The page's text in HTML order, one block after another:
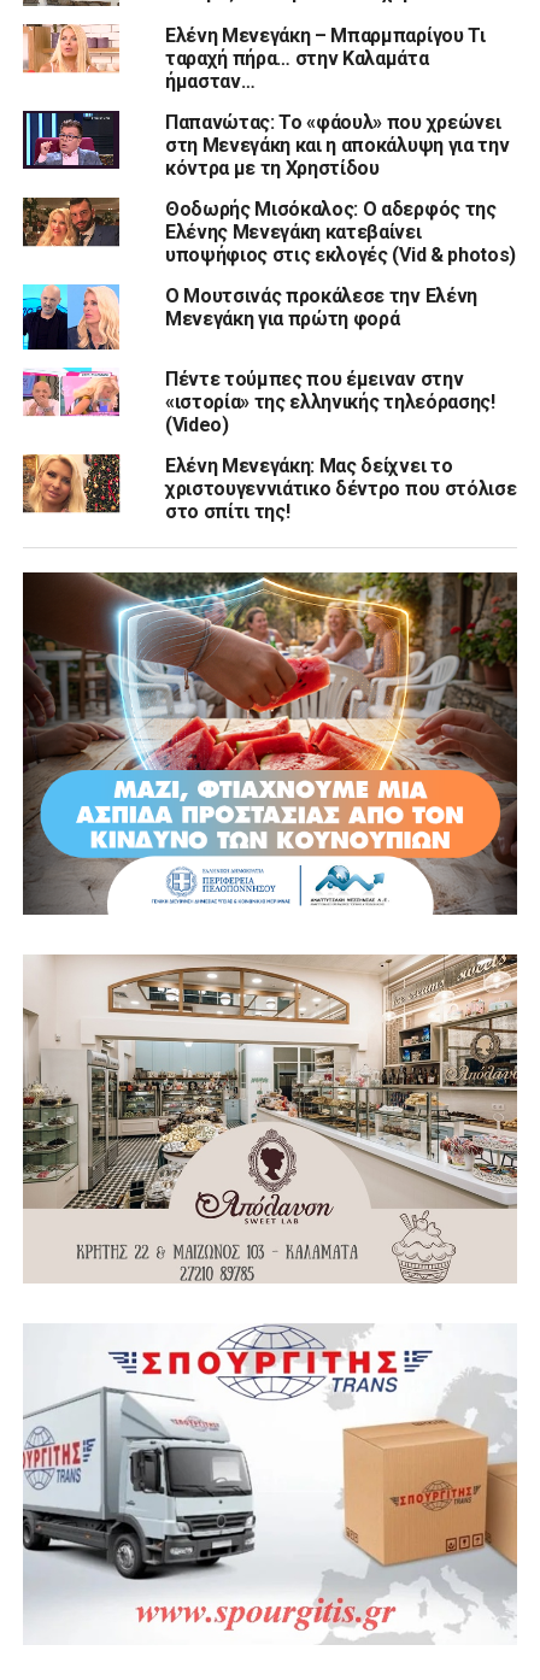
Ελένη Μενεγάκη – Μπαρμπαρίγου Τι
ταραχή πήρα… στην Καλαμάτα
ήμασταν…
Παπανώτας: To «φάουλ» που χρεώνει
στη Μενεγάκη και η αποκάλυψη για την
κόντρα με τη Χρηστίδου
Θοδωρής Μισόκαλος: Ο αδερφός της
Ελένης Μενεγάκη κατεβαίνει
υποψήφιος στις εκλογές (Vid & photos)
O Μουτσινάς προκάλεσε την Ελένη
Μενεγάκη για πρώτη φορά
Πέντε τούμπες που έμειναν στην
«ιστορία» της ελληνικής τηλεόρασης!
(Video)
Ελένη Μενεγάκη: Μας δείχνει το
χριστουγεννιάτικο δέντρο που στόλισε
στο σπίτι της!